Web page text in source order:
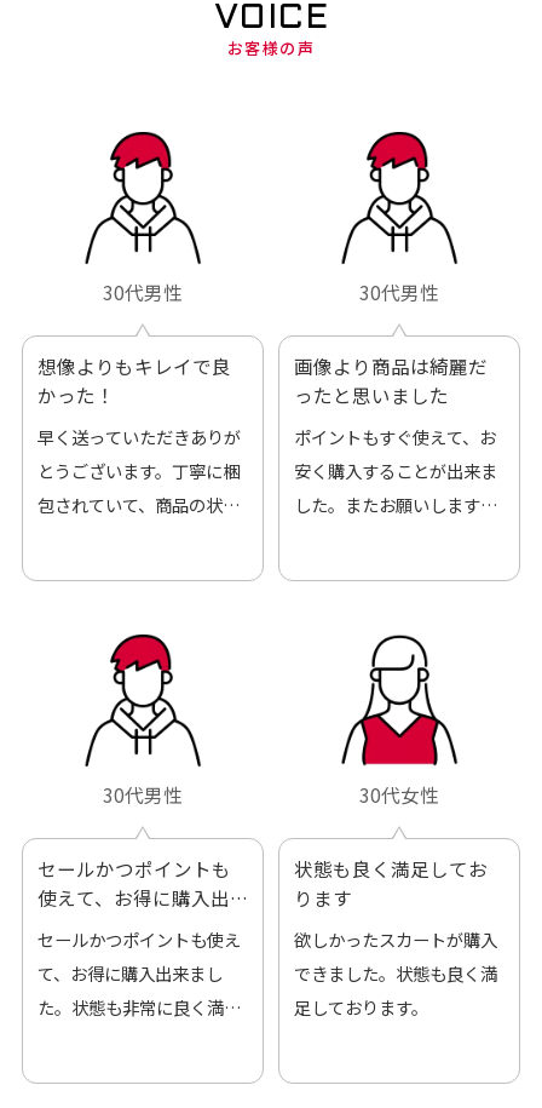
VOICE
お客様の声
30代男性
想像よりもキレイで良
かった！
早く送っていただきありが
とうございます。丁寧に梱
包されていて、商品の状態
30代男性
画像より商品は綺麗だ
ったと思いました
ポイントもすぐ使えて、お
安く購入することが出来ま
した。またお願いします、
30代男性
セールかつポイントも
使えて、お得に購入出
来ました
セールかつポイントも使え
て、お得に購入出来まし
た。状態も非常に良く満足
30代女性
状態も良く満足してお
ります
欲しかったスカートが購入
できました。状態も良く満
足しております。